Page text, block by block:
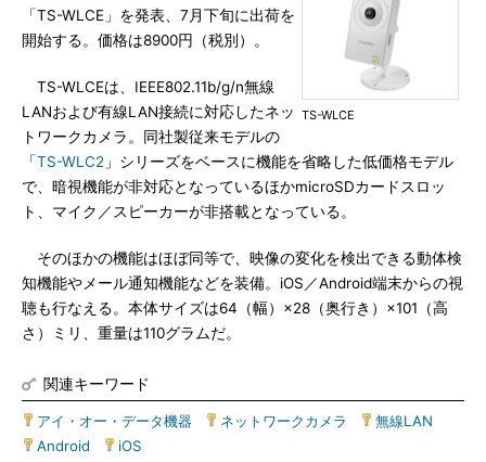
TS-WLCE
「TS-WLCE」を発表、7月下旬に出荷を
開始する。価格は8900円（税別）。
TS-WLCEは、IEEE802.11b/g/n無線
LANおよび有線LAN接続に対応したネッ
トワークカメラ。同社製従来モデルの
「TS-WLC2 」シリーズをベースに機能を省略した低価格モデル
で、暗視機能が非対応となっているほかmicroSDカードスロッ
ト、マイク／スピーカーが非搭載となっている。
そのほかの機能はほぼ同等で、映像の変化を検出できる動体検
知機能やメール通知機能などを装備。iOS／Android端末からの視
聴も行なえる。本体サイズは64（幅）×28（奥行き）×101（高
さ）ミリ、重量は110グラムだ。
関連キーワード
アイ・オー・データ機器 ネットワークカメラ 無線LAN
Android
iOS